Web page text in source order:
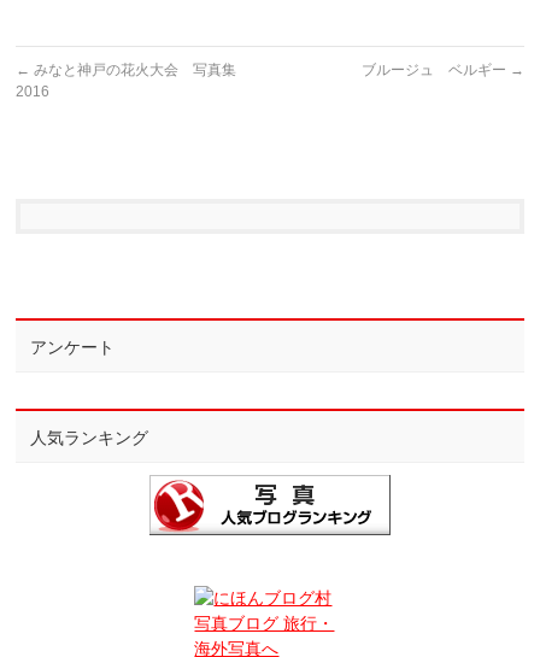
← みなと神戸の花火大会 写真集
2016
ブルージュ ベルギー →
アンケート
人気ランキング